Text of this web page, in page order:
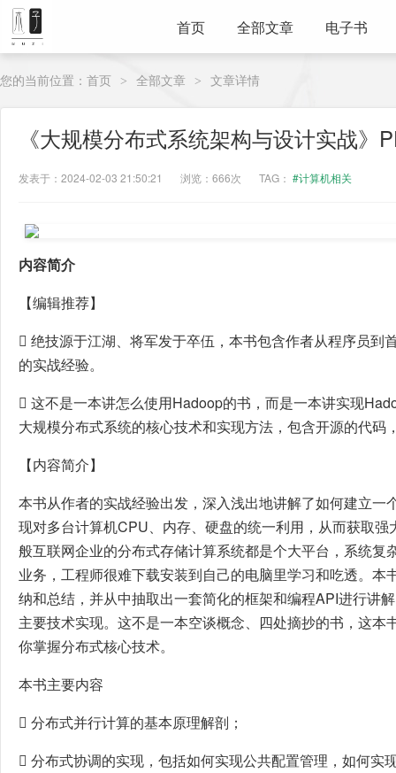
首页 全部文章 电子书
您的当前位置： 首页 > 全部文章 > 文章详情
《大规模分布式系统架构与设计实战》
发表于：2024-02-03 21:50:21 浏览：666次 TAG： #计算机相关
内容简介
【编辑推荐】
 绝技源于江湖、将军发于卒伍，本书包含作者从程序员到
的实战经验。
 这不是一本讲怎么使用Hadoop的书，而是一本讲实现
大规模分布式系统的核心技术和实现方法，包含开源的代码
【内容简介】
本书从作者的实战经验出发，深入浅出地讲解了如何建立一
现对多台计算机CPU、内存、硬盘的统一利用，从而获取
般互联网企业的分布式存储计算系统都是个大平台，系统复
业务，工程师很难下载安装到自己的电脑里学习和吃透。本
纳和总结，并从中抽取出一套简化的框架和编程API进行讲
主要技术实现。这不是一本空谈概念、四处摘抄的书，这本
你掌握分布式核心技术。
本书主要内容
 分布式并行计算的基本原理解剖；
 分布式协调的实现，包括如何实现公共配置管理，如何实